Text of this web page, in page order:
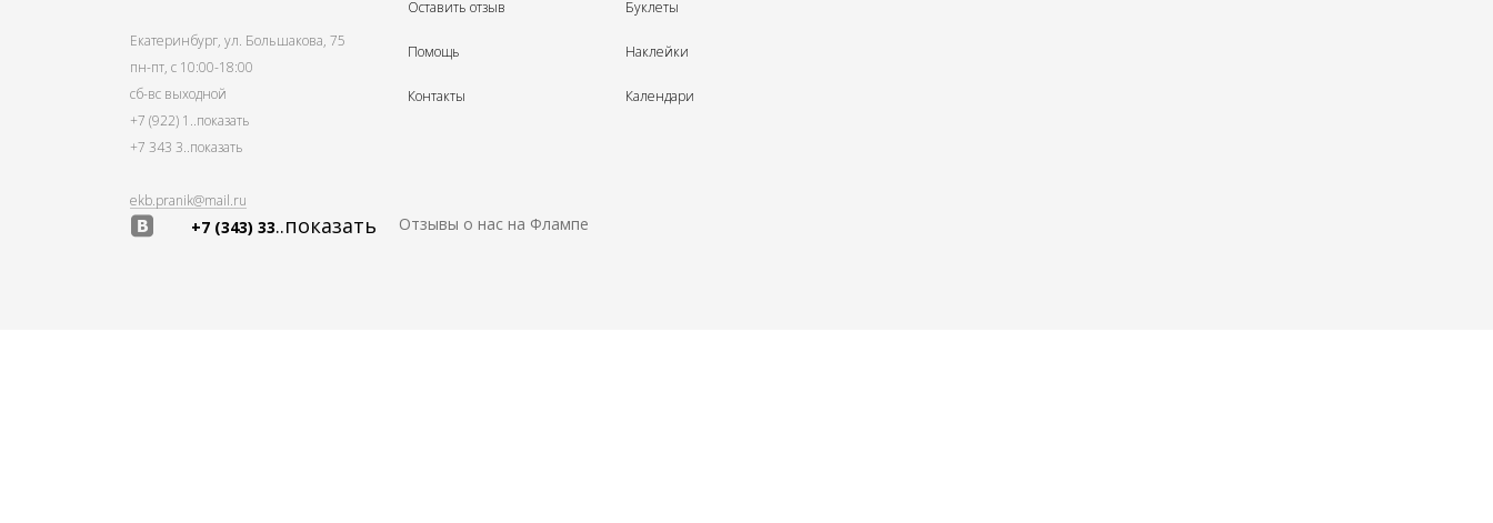
Екатеринбург, ул. Большакова, 75
пн-пт, с 10:00-18:00
сб-вс выходной
+7 (922) 1 ..показать
+7 343 3..показать
ekb.pranik@mail.ru
Оставить отзыв
Помощь
Контакты
Буклеты
Наклейки
Календари
+7 (343) 33..показать Отзывы о нас на Флампе